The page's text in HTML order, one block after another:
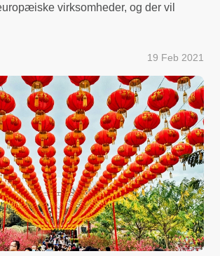
virksomheder, og der vil
19 Feb 2021